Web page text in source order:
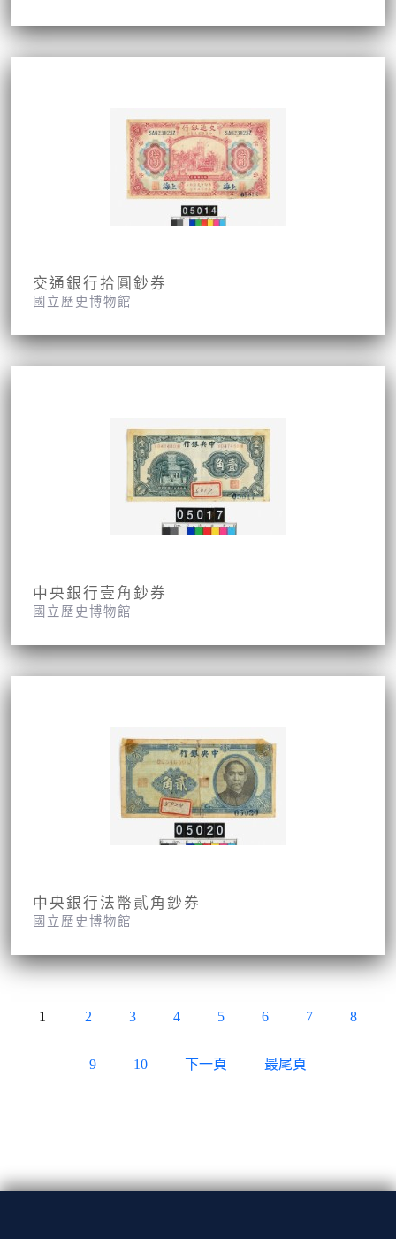
交通銀行拾圓鈔券
國立歷史博物館
中央銀行壹角鈔券
國立歷史博物館
中央銀行法幣貳角鈔券
國立歷史博物館
1 2 3 4 5 6 7 8
9 10 下一頁 最尾頁